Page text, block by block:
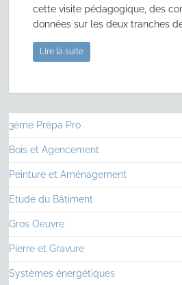
cette visite pédagogique, des
données sur les deux tranches
Lire la suite
3ème Prépa Pro
Bois et Agencement
Peinture et Aménagement
Etude du Bâtiment
Gros Oeuvre
Pierre et Gravure
Systèmes énergétiques